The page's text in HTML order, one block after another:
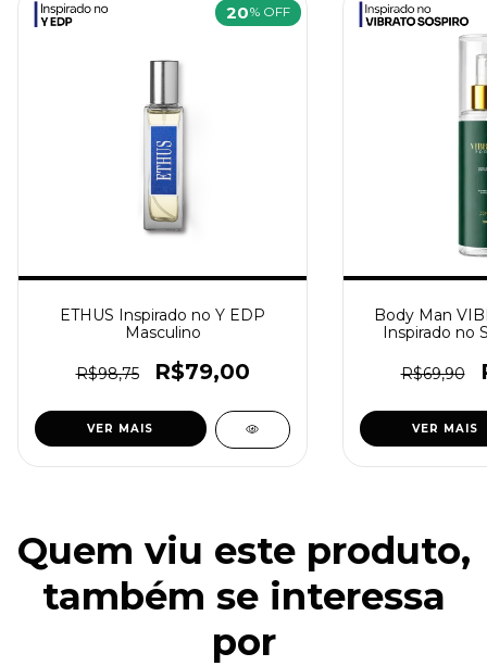
20% OFF
ETHUS Inspirado no Y EDP
Masculino
R$98,75 R$79,00
VER MAIS
Body Man
Inspirado no
R$69,90
VER MAIS
Quem viu este produto,
também se interessa
por